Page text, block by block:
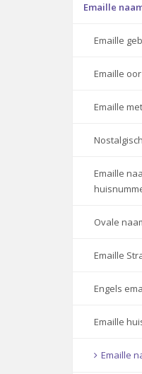
Emaille
Emaille
Emaille
Emaille
Emaille
Ovale
Emaille
Engels
Emaille
Emaille